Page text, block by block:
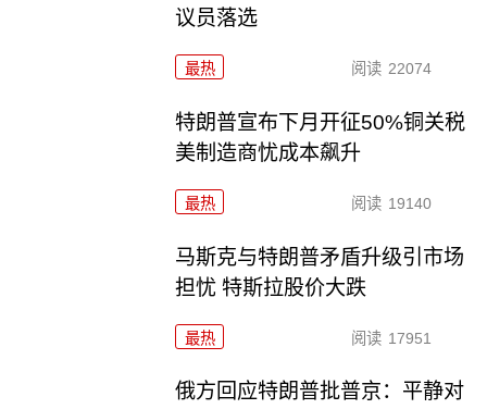
议员落选
最热 阅读 22074
特朗普宣布下月开征50%铜关税
美制造商忧成本飙升
最热 阅读 19140
马斯克与特朗普矛盾升级引市场
担忧 特斯拉股价大跌
最热 阅读 17951
俄方回应特朗普批普京：平静对